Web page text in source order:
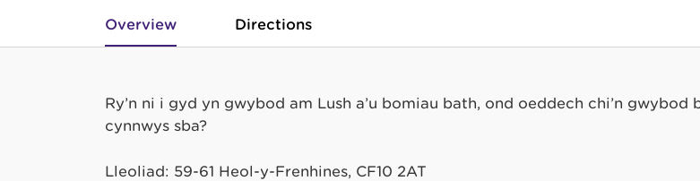
Overview Directions
Ry’n ni i gyd yn gwybod am Lush a’u bomiau bath, ond oeddech chi’n
cynnwys sba?
Lleoliad: 59-61 Heol-y-Frenhines, CF10 2AT